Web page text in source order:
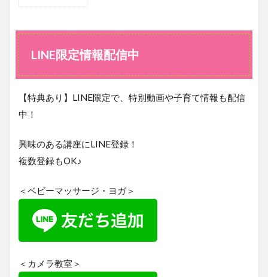
配信
中
LINE限定情報配信中
【特典あり】LINE限定で、特別動画や子育て情報も配信
中！
興味のある講座にLINE登録！
複数登録もOK♪
＜ベビーマッサージ・ヨガ＞
＜カメラ教室＞